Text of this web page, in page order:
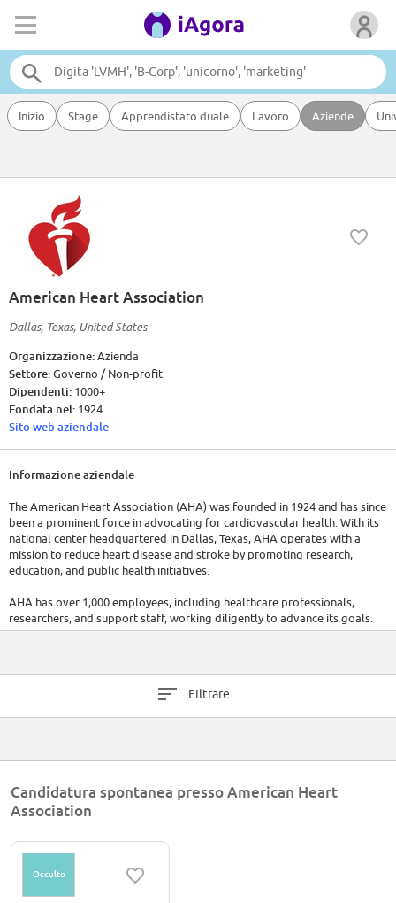
Inizio Stage Apprendistato duale Lavoro Aziende
American Heart Association
Dallas, Texas, United States
Organizzazione:Azienda
Settore:Governo / Non-profit
Dipendenti: 1000+
Fondata nel: 1924
Sito web aziendale
Informazione aziendale
The American Heart Association (AHA) was founded in 1924 and has since
been a prominent force in advocating for cardiovascular health. With its
national center headquartered in Dallas, Texas, AHA operates with a
mission to reduce heart disease and stroke by promoting research,
education, and public health initiatives.
AHA has over 1,000 employees, including healthcare professionals,
researchers, and support staff, working diligently to advance its goals.
research, raise awareness, and support healthcare initiatives.
Filtrare
Candidatura spontanea presso American Heart
Association
Occulto